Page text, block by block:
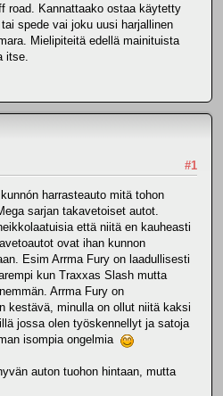
road. Kannattaako ostaa käytetty
spede vai joku uusi harjallinen
Mielipiteitä edellä mainituista
itse.
#1
harrasteauto mitä tohon
sarjan takavetoiset autot.
että niitä en kauheasti
ovat ihan kunnon
Esim Arrma Fury on laadullisesti
kun Traxxas Slash mutta
Arrma Fury on
kestävä, minulla on ollut niitä kaksi
jossa olen työskennellyt ja satoja
isompia ongelmia
auton tuohon hintaan, mutta